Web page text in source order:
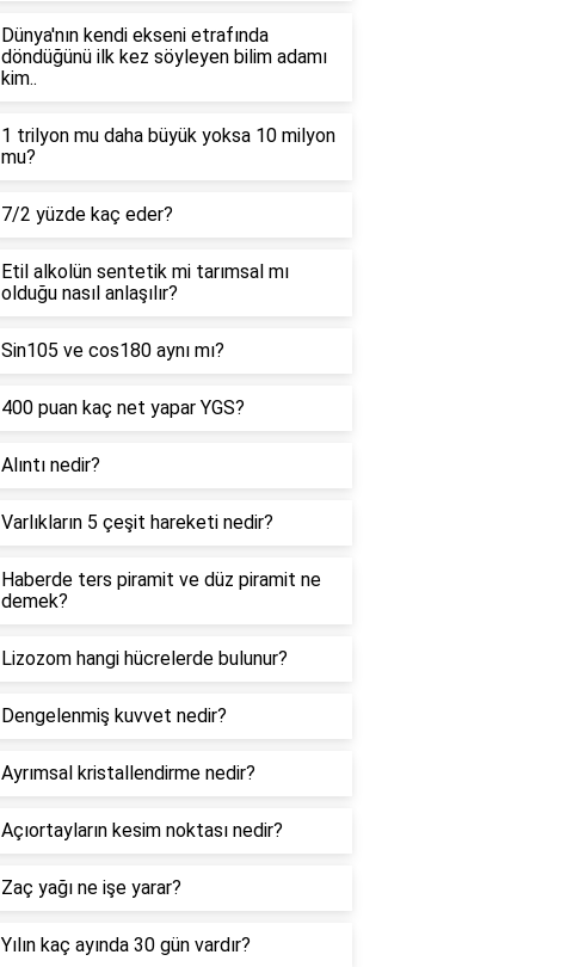
Dünya'nın kendi ekseni etrafında
döndüğünü ilk kez söyleyen bilim adamı
kim..
1 trilyon mu daha büyük yoksa 10 milyon
mu?
7/2 yüzde kaç eder?
Etil alkolün sentetik mi tarımsal mı
olduğu nasıl anlaşılır?
Sin105 ve cos180 aynı mı?
400 puan kaç net yapar YGS?
Alıntı nedir?
Varlıkların 5 çeşit hareketi nedir?
Haberde ters piramit ve düz piramit ne
demek?
Lizozom hangi hücrelerde bulunur?
Dengelenmiş kuvvet nedir?
Ayrımsal kristallendirme nedir?
Açıortayların kesim noktası nedir?
Zaç yağı ne işe yarar?
Yılın kaç ayında 30 gün vardır?